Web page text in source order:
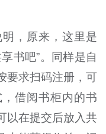
，原来，这里是
书吧”。同样是自
求扫码注册，可
借阅书柜内的书
以在提交后放入共